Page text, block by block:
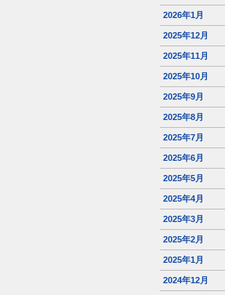
2026年1月
2025年12月
2025年11月
2025年10月
2025年9月
2025年8月
2025年7月
2025年6月
2025年5月
2025年4月
2025年3月
2025年2月
2025年1月
2024年12月